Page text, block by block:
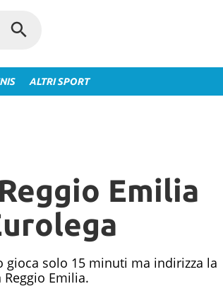
ALTRI SPORT
Emilia
gioca solo 15 minuti ma indirizza la
Emilia.